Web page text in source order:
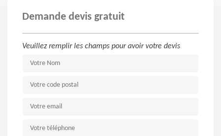
Demande devis gratuit
Veuillez remplir les champs pour avoir votre devis